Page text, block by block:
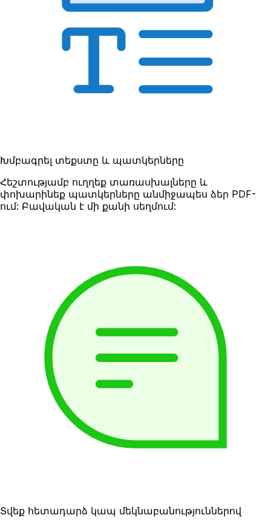
Խմբագրել տեքստը և պատկերները
Հեշտությամբ ուղղեք տառասխալները և
փոխարինեք պատկերները անմիջապես ձեր PDF-
ում: Բավական է մի քանի սեղմում:
Տվեք հետադարձ կապ մեկնաբանություններով